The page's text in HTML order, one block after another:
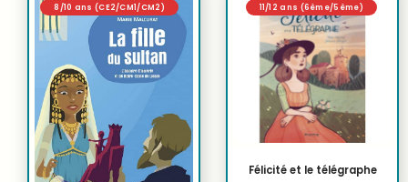
8/10 ans (CE2/CM1/CM2) 11/12 ans (6ème/5ème)
Félicité et le télégraphe